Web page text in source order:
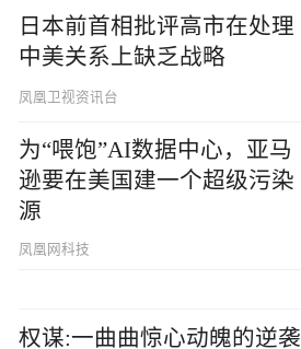
日本前首相批评高市在处理
中美关系上缺乏战略
凤凰卫视资讯台
为“喂饱”AI数据中心，亚马
逊要在美国建一个超级污染
源
凤凰网科技
权谋:一曲曲惊心动魄的逆袭